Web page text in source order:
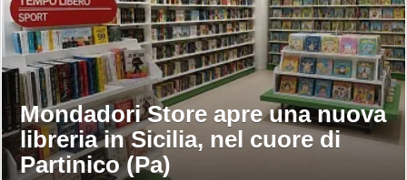
Mondadori Store apre una nuova
libreria in Sicilia, nel cuore di
Partinico (Pa)